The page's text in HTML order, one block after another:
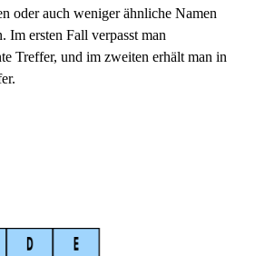
oder auch weniger ähnliche Namen
Im ersten Fall verpasst man
Treffer, und im zweiten erhält man in